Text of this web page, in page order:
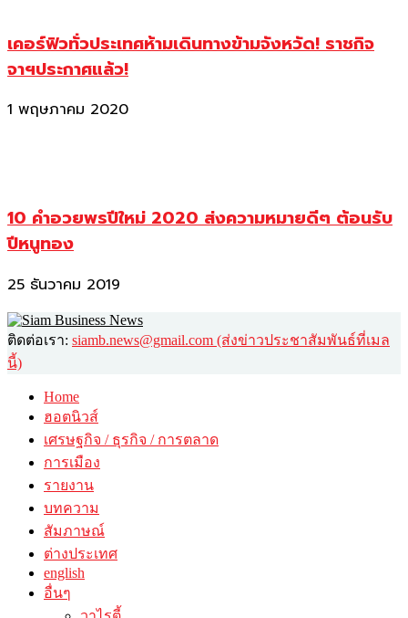
เคอร์ฟิวทั่วประเทศห้ามเดินทางข้ามจังหวัด! ราชกิจ
จาฯประกาศแล้ว!
1 พฤษภาคม 2020
10 คำอวยพรปีใหม่ 2020 ส่งความหมายดีๆ ต้อนรับ
ปีหนูทอง
25 ธันวาคม 2019
ติดต่อเรา: siamb.news@gmail.com (ส่งข่าวประชาสัมพันธ์ที่เมล
นี้)
Home
ฮอตนิวส์
เศรษฐกิจ / ธุรกิจ / การตลาด
การเมือง
รายงาน
บทความ
สัมภาษณ์
ต่างประเทศ
english
อื่นๆ